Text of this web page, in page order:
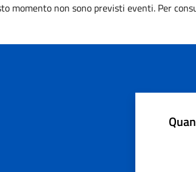
momento non sono previsti eventi. Per